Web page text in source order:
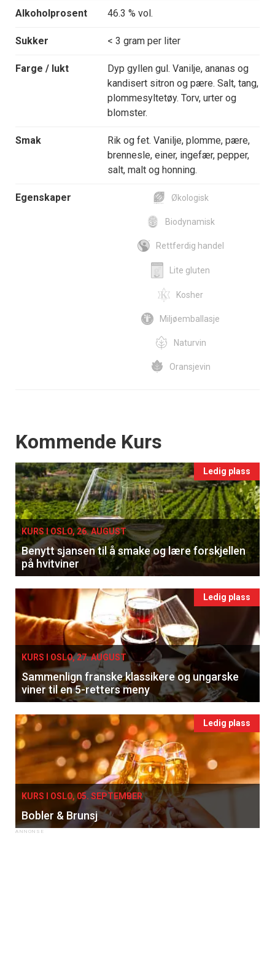
Alkoholprosent 46.3 % vol.
Sukker < 3 gram per liter
Farge / lukt
Dyp gyllen gul. Vanilje, ananas og
kandisert sitron og pære. Salt, tang,
plommesyltetøy. Torv, urter og
blomster.
Smak
Rik og fet. Vanilje, plomme, pære,
brennesle, einer, ingefær, pepper,
salt, malt og honning.
Egenskaper Økologisk
Biodynamisk
Rettferdig handel
Lite gluten
Kosher
Miljøemballasje
Naturvin
Oransjevin
Events
Kommende Kurs
Ledig plass
KURS I OSLO, 26. AUGUST
Benytt sjansen til å smake og lære forskjellen
på hvitviner
Ledig plass
KURS I OSLO, 27. AUGUST
Sammenlign franske klassikere og ungarske
viner til en 5-retters meny
Ledig plass
KURS I OSLO, 05. SEPTEMBER
Bobler & Brunsj